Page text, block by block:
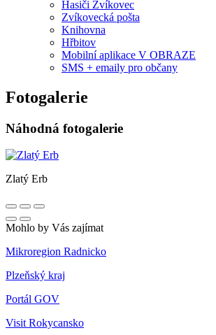
Hasiči Zvíkovec
Zvíkovecká pošta
Knihovna
Hřbitov
Mobilní aplikace V OBRAZE
SMS + emaily pro občany
Fotogalerie
Náhodná fotogalerie
Zlatý Erb
Mohlo by Vás zajímat
Mikroregion Radnicko
Plzeňský kraj
Portál GOV
Visit Rokycansko